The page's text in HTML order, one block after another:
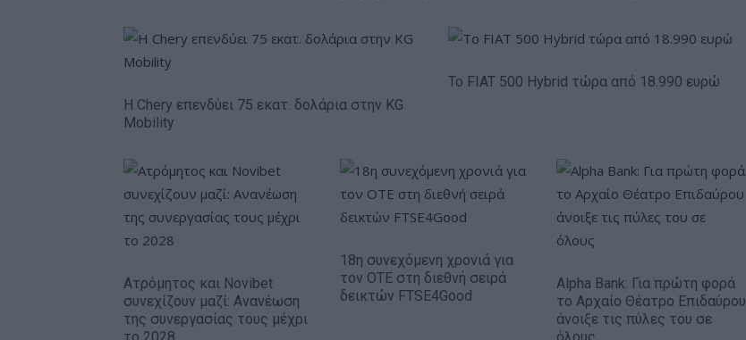
Η Chery επενδύει 75 εκατ. δολάρια στην KG
Mobility
Το FIAT 500 Hybrid τώρα από 18.990 ευρώ
Ατρόμητος και Novibet
συνεχίζουν μαζί: Ανανέωση
της συνεργασίας τους μέχρι
18η συνεχόμενη χρονιά για
τον ΟΤΕ στη διεθνή σειρά
δεικτών FTSE4Good
Alpha Bank: Για πρώτη φορά
το Αρχαίο Θέατρο Επιδαύρου
άνοιξε τις πύλες του σε